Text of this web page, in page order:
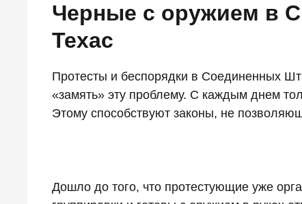
Черные с оружием в
Техас
Протесты и беспорядки в Соединенных
«замять» эту проблему. С каждым днем
Этому способствуют законы, не
Дошло до того, что протестующие уже